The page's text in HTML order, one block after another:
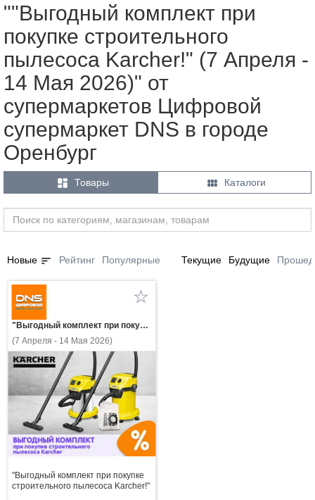
""Выгодный комплект при
покупке строительного
пылесоса Karcher!" (7 Апреля -
14 Мая 2026)" от
супермаркетов Цифровой
супермаркет DNS в городе
Оренбург
 Товары  Каталоги
Новые sort Рейтинг Популярные Текущие Будущие
"Выгодный комплект при покупке строительного пылесоса Karcher!"
(7 Апреля - 14 Мая 2026)
"Выгодный комплект при покупке
строительного пылесоса Karcher!"